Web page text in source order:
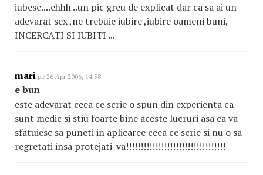
iubesc....ehhh ..un pic greu de explicat dar ca sa ai un
adevarat sex ,ne trebuie iubire ,iubire oameni buni,
INCERCATI SI IUBITI ...
mari pe 26 Apr 2006, 14:58
e bun
este adevarat ceea ce scrie o spun din experienta ca
sunt medic si stiu foarte bine aceste lucruri asa ca va
sfatuiesc sa puneti in aplicaree ceea ce scrie si nu o sa
regretati insa protejati-va!!!!!!!!!!!!!!!!!!!!!!!!!!!!!!!!!!